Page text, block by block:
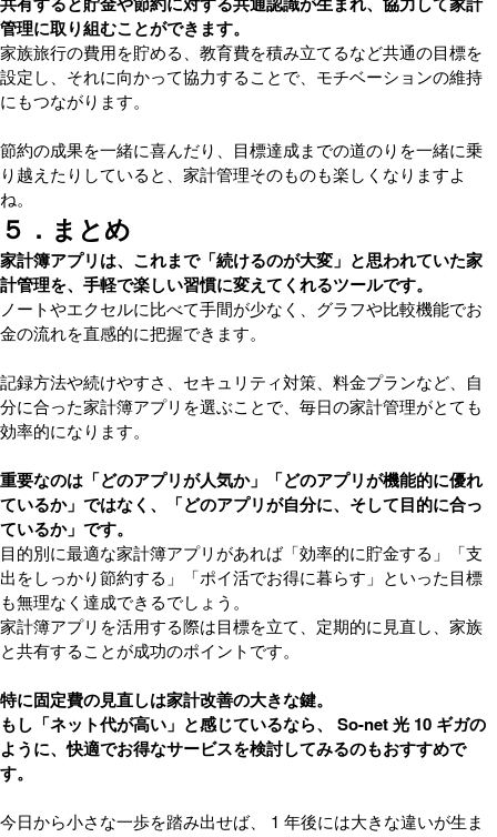
管理に取り組むことができます。
家族旅行の費用を貯める、教育費を積み立てるなど共通の目標を
設定し、それに向かって協力することで、モチベーションの維持
にもつながります。
節約の成果を一緒に喜んだり、目標達成までの道のりを一緒に乗
り越えたりしていると、家計管理そのものも楽しくなりますよ
ね。
５．まとめ
家計簿アプリは、これまで「続けるのが大変」と思われていた家
計管理を、手軽で楽しい習慣に変えてくれるツールです。
ノートやエクセルに比べて手間が少なく、グラフや比較機能でお
金の流れを直感的に把握できます。
記録方法や続けやすさ、セキュリティ対策、料金プランなど、自
分に合った家計簿アプリを選ぶことで、毎日の家計管理がとても
効率的になります。
重要なのは「どのアプリが人気か」「どのアプリが機能的に優れ
ているか」ではなく、「どのアプリが自分に、そして目的に合っ
ているか」です。
目的別に最適な家計簿アプリがあれば「効率的に貯金する」「支
出をしっかり節約する」「ポイ活でお得に暮らす」といった目標
も無理なく達成できるでしょう。
家計簿アプリを活用する際は目標を立て、定期的に見直し、家族
と共有することが成功のポイントです。
特に固定費の見直しは家計改善の大きな鍵。
もし「ネット代が高い」と感じているなら、 So-net 光 10 ギガの
ように、快適でお得なサービスを検討してみるのもおすすめで
す。
今日から小さな一歩を踏み出せば、 1 年後には大きな違いが生ま